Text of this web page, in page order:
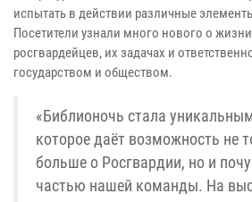
испытать в действии различные
Посетители узнали много нового о
росгвардейцев, их задачах и
государством и обществом.
«Библионочь стала
которое даёт возможность не
больше о Росгвардии, но и
частью нашей команды. На